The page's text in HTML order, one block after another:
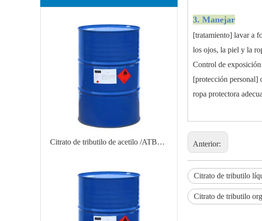
Citrato de tributilo de acetilo /ATBC/citrato de tributilo O-acetilo CAS 77-90-7
3. Manejar
[tratamiento] lavar a
los ojos, la piel y la
Control de
[protección personal]
ropa protectora
Anterior:
Citrato de tributilo
Citrato de tributilo